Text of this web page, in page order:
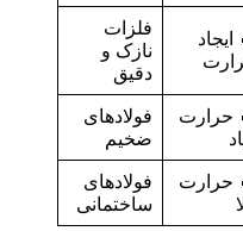
ایجاد
فلزات
نازک و
دقیق
حرارت
فولادهای
ضخیم
حرارت
فولادهای
ساختمانی